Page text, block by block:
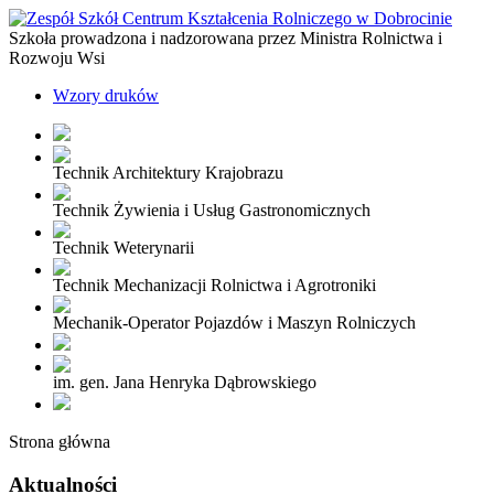
Szkoła prowadzona i nadzorowana przez Ministra Rolnictwa i
Rozwoju Wsi
Wzory druków
Technik Architektury Krajobrazu
Technik Żywienia i Usług Gastronomicznych
Technik Weterynarii
Technik Mechanizacji Rolnictwa i Agrotroniki
Mechanik-Operator Pojazdów i Maszyn Rolniczych
im. gen. Jana Henryka Dąbrowskiego
Strona główna
Aktualności